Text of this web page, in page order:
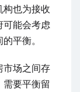
构也为接收
可能会考虑
平衡。
市场之间存
要平衡留